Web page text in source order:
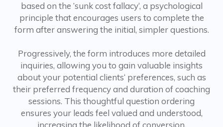
based on the ’sunk cost fallacy‘, a psychological
principle that encourages users to complete the
form after answering the initial, simpler questions.
Progressively, the form introduces more detailed
inquiries, allowing you to gain valuable insights
about your potential clients‘ preferences, such as
their preferred frequency and duration of coaching
sessions. This thoughtful question ordering
ensures your leads feel valued and understood,
increasing the likelihood of conversion.